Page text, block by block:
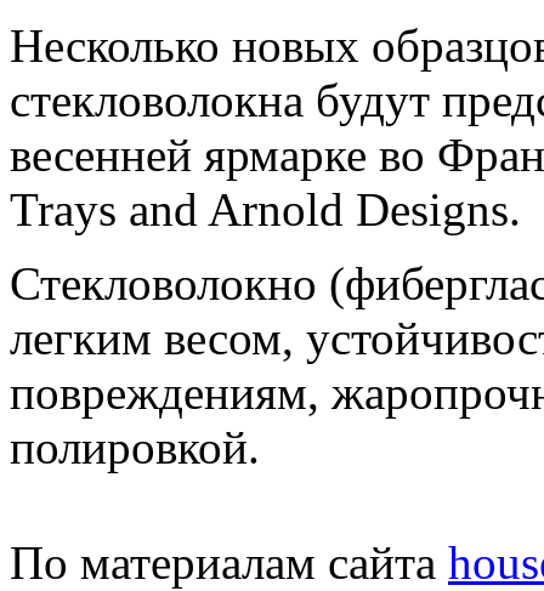
Несколько новых
стекловолокна будут
весенней ярмарке во
Trays and Arnold Designs.
Стекловолокно
легким весом,
повреждениям,
полировкой.
По материалам сайта